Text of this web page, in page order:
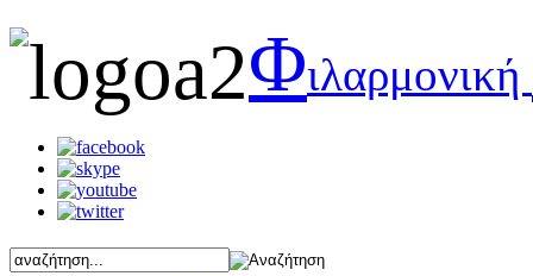
Φιλαρμονική